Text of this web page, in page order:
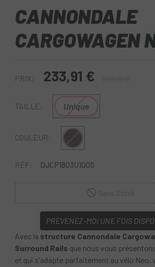
CANNONDALE
CARGOWAGEN
PRIX: 233,91 €
TAILLE: Unique
COULEUR: Noir
RÉF: DJCP1803U10OS
PRÉVENEZ-MOI UNE FOIS
Avec la structure Cannondale
Surround Rails que nous vous
et qui s'adapte parfaitement au vélo Neo,